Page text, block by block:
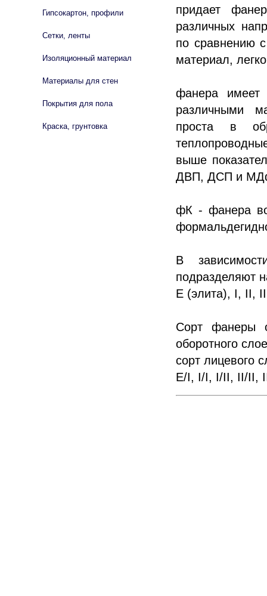
придает
различных
по сравнению
материал,
фанера имеет
различными
проста в
выше
ДВП, ДСП и
фК - фанера
В
подразделяют
Е (элита), I, II,
Сорт фанеры
оборотного
сорт лицевого
E/I, I/I, I/II, II/II,
Гипсокартон, профили
Сетки, ленты
Изоляционный материал
Материалы для стен
Покрытия для пола
Краска, грунтовка